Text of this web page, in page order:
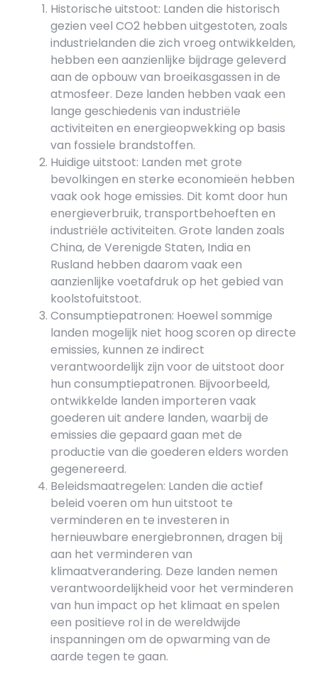
Historische uitstoot: Landen die historisch
gezien veel CO2 hebben uitgestoten, zoals
industrielanden die zich vroeg ontwikkelden,
hebben een aanzienlijke bijdrage geleverd
aan de opbouw van broeikasgassen in de
atmosfeer. Deze landen hebben vaak een
lange geschiedenis van industriële
activiteiten en energieopwekking op basis
van fossiele brandstoffen.
Huidige uitstoot: Landen met grote
bevolkingen en sterke economieën hebben
vaak ook hoge emissies. Dit komt door hun
energieverbruik, transportbehoeften en
industriële activiteiten. Grote landen zoals
China, de Verenigde Staten, India en
Rusland hebben daarom vaak een
aanzienlijke voetafdruk op het gebied van
koolstofuitstoot.
Consumptiepatronen: Hoewel sommige
landen mogelijk niet hoog scoren op directe
emissies, kunnen ze indirect
verantwoordelijk zijn voor de uitstoot door
hun consumptiepatronen. Bijvoorbeeld,
ontwikkelde landen importeren vaak
goederen uit andere landen, waarbij de
emissies die gepaard gaan met de
productie van die goederen elders worden
gegenereerd.
Beleidsmaatregelen: Landen die actief
beleid voeren om hun uitstoot te
verminderen en te investeren in
hernieuwbare energiebronnen, dragen bij
aan het verminderen van
klimaatverandering. Deze landen nemen
verantwoordelijkheid voor het verminderen
van hun impact op het klimaat en spelen
een positieve rol in de wereldwijde
inspanningen om de opwarming van de
aarde tegen te gaan.